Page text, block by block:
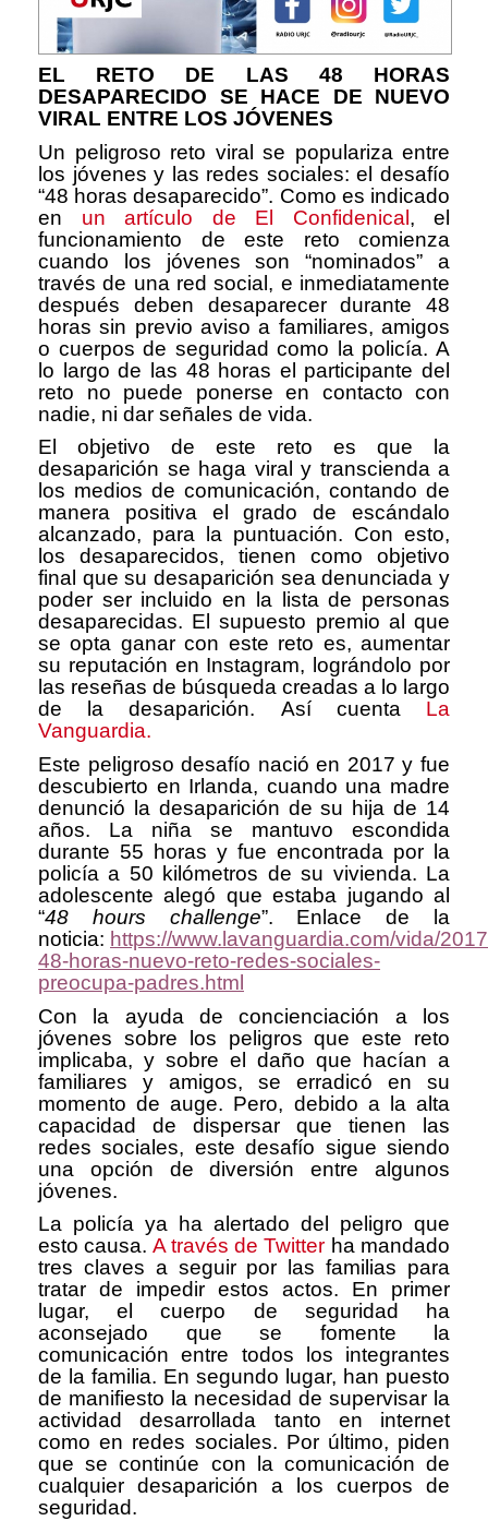
EL RETO DE LAS 48 HORAS
DESAPARECIDO SE HACE DE NUEVO
VIRAL ENTRE LOS JÓVENES
Un peligroso reto viral se populariza entre
los jóvenes y las redes sociales: el desafío
“48 horas desaparecido”. Como es indicado
en un artículo de El Confidenical, el
funcionamiento de este reto comienza
cuando los jóvenes son “nominados” a
través de una red social, e inmediatamente
después deben desaparecer durante 48
horas sin previo aviso a familiares, amigos
o cuerpos de seguridad como la policía. A
lo largo de las 48 horas el participante del
reto no puede ponerse en contacto con
nadie, ni dar señales de vida.
El objetivo de este reto es que la
desaparición se haga viral y transcienda a
los medios de comunicación, contando de
manera positiva el grado de escándalo
alcanzado, para la puntuación. Con esto,
los desaparecidos, tienen como objetivo
final que su desaparición sea denunciada y
poder ser incluido en la lista de personas
desaparecidas. El supuesto premio al que
se opta ganar con este reto es, aumentar
su reputación en Instagram, lográndolo por
las reseñas de búsqueda creadas a lo largo
de la desaparición. Así cuenta La
Vanguardia.
Este peligroso desafío nació en 2017 y fue
descubierto en Irlanda, cuando una madre
denunció la desaparición de su hija de 14
años. La niña se mantuvo escondida
durante 55 horas y fue encontrada por la
policía a 50 kilómetros de su vivienda. La
adolescente alegó que estaba jugando al
“48 hours challenge”. Enlace de la
noticia: https://www.lavanguardia.com/vida/
48-horas-nuevo-reto-redes-sociales-
preocupa-padres.html
Con la ayuda de concienciación a los
jóvenes sobre los peligros que este reto
implicaba, y sobre el daño que hacían a
familiares y amigos, se erradicó en su
momento de auge. Pero, debido a la alta
capacidad de dispersar que tienen las
redes sociales, este desafío sigue siendo
una opción de diversión entre algunos
jóvenes.
La policía ya ha alertado del peligro que
esto causa. A través de Twitter ha mandado
tres claves a seguir por las familias para
tratar de impedir estos actos. En primer
lugar, el cuerpo de seguridad ha
aconsejado que se fomente la
comunicación entre todos los integrantes
de la familia. En segundo lugar, han puesto
de manifiesto la necesidad de supervisar la
actividad desarrollada tanto en internet
como en redes sociales. Por último, piden
que se continúe con la comunicación de
cualquier desaparición a los cuerpos de
seguridad.